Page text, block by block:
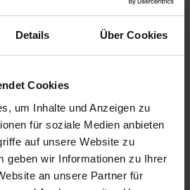
Details Über Cookies
Cookies
um Inhalte und Anzeigen zu
für soziale Medien anbieten
auf unsere Website zu
geben wir Informationen zu Ihrer
an unsere Partner für
on the delivery address, VAT
Add to Cart